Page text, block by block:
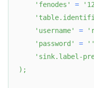
'fenodes'
=
'username'
=
'password'
= ''
'sink.label-
) ;